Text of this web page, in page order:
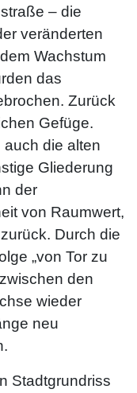
– die
veränderten
Wachstum
das
Zurück
Gefüge.
die alten
Gliederung
der
von Raumwert,
Durch die
„von Tor zu
den
wieder
neu
Stadtgrundriss